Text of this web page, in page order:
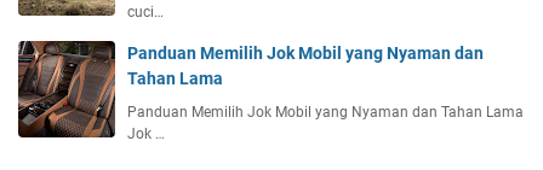
cuci…
Panduan Memilih Jok Mobil yang Nyaman dan
Tahan Lama
Panduan Memilih Jok Mobil yang Nyaman dan Tahan Lama
Jok …